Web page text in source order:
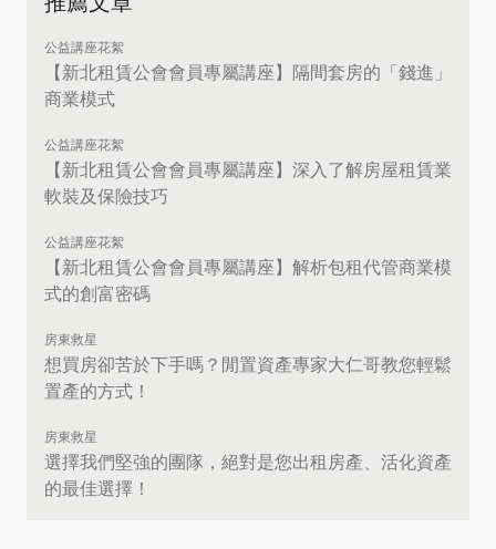
公益講座花絮
【新北租賃公會會員專屬講座】隔間套房的「錢進」
商業模式
公益講座花絮
【新北租賃公會會員專屬講座】深入了解房屋租賃業
軟裝及保險技巧
公益講座花絮
【新北租賃公會會員專屬講座】解析包租代管商業模
式的創富密碼
房東救星
想買房卻苦於下手嗎？閒置資產專家大仁哥教您輕鬆
置產的方式！
房東救星
選擇我們堅強的團隊，絕對是您出租房產、活化資產
的最佳選擇！